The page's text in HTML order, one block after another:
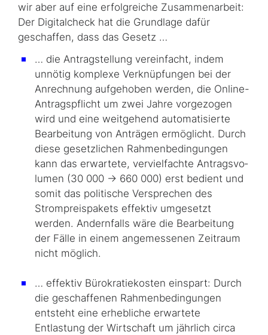
wir aber auf eine erfolgreiche Zusammenarbeit:
Der Digitalcheck hat die Grundlage dafür
geschaffen, dass das Gesetz …
… die Antragstellung vereinfacht, indem
unnötig komplexe Verknüpfungen bei der
Anrechnung aufgehoben werden, die Online-
Antragspflicht um zwei Jahre vorgezogen
wird und eine weitgehend automatisierte
Bearbeitung von Anträgen ermöglicht. Durch
diese gesetzlichen Rahmenbedingungen
kann das erwartete, vervielfachte Antrags­vo­
lumen (30 000 → 660 000) erst bedient und
somit das politische Versprechen des
Strompreispakets effektiv umgesetzt
werden. Andernfalls wäre die Bearbeitung
der Fälle in einem angemessenen Zeitraum
nicht möglich.
… effektiv Bürokratiekosten einspart: Durch
die geschaffenen Rahmenbedingungen
entsteht eine erhebliche erwartete
Entlastung der Wirtschaft um jährlich circa